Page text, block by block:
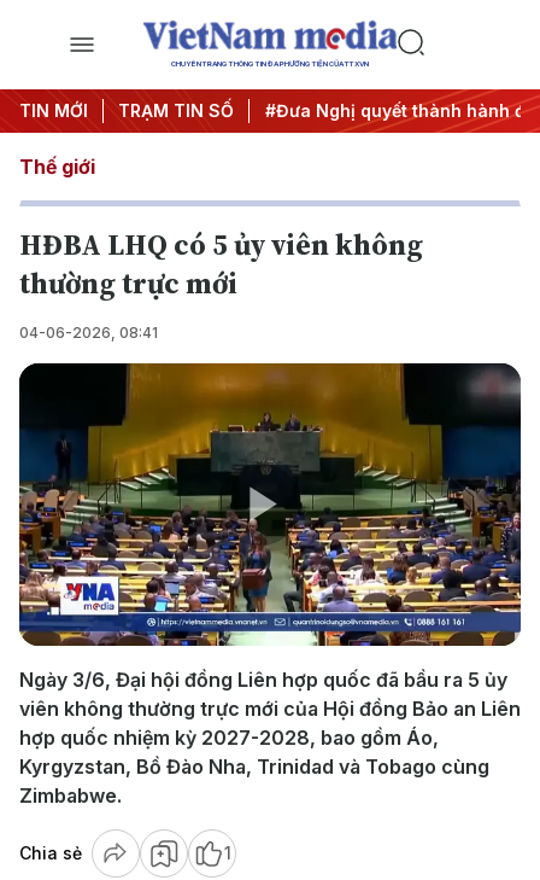
CHUYÊN TRANG THÔNG TIN ĐA PHƯƠNG TIỆN CỦA TTXVN
TIN MỚI TRẠM TIN SỐ
ương 3 #APEC 2027 #Đưa Nghị quyết thành hành
Thế giới
HĐBA LHQ có 5 ủy viên không
thường trực mới
04-06-2026, 08:41
Play
Video
Ngày 3/6, Đại hội đồng Liên hợp quốc đã bầu ra 5 ủy
viên không thường trực mới của Hội đồng Bảo an Liên
hợp quốc nhiệm kỳ 2027-2028, bao gồm Áo,
Kyrgyzstan, Bồ Đào Nha, Trinidad và Tobago cùng
Zimbabwe.
Chia sẻ 1